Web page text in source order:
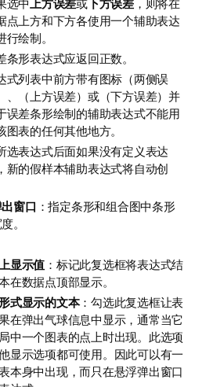
选中 上方误差或下方误差，则将在
点上方和下方各使用一个辅助表达
行绘制。
条形表达式应返回正数。
式列表中前方带有图标（两侧误
、（上方误差）或（下方误差）并
误差条形绘制的辅助表达式不能用
图表的任何其他地方。
选表达式后面如果没有定义表达
新的假样本辅助表达式将自动创
窗口 ：指定条形和组合图中条形
。
显示值 ：标记此复选框将表达式结
在数据点顶部显示。
式显示的文本：勾选此复选框让表
在弹出气球信息中显示，通常当它
中一个图表的点上时出现。此选项
显示选项都可使用。因此可以有一
本身中出现，而只在悬浮弹出窗口